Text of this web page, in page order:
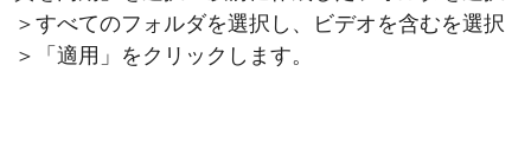
＞すべてのフォルダを選択し、ビデオを含むを選択
＞「適用」をクリックします。